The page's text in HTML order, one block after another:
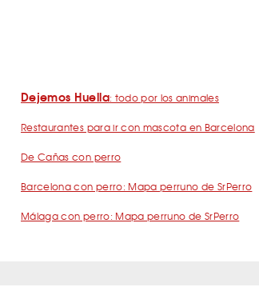
Dejemos Huella: todo por los animales
Restaurantes para ir con mascota en Barcelona
De Cañas con perro
Barcelona con perro: Mapa perruno de SrPerro
Málaga con perro: Mapa perruno de SrPerro